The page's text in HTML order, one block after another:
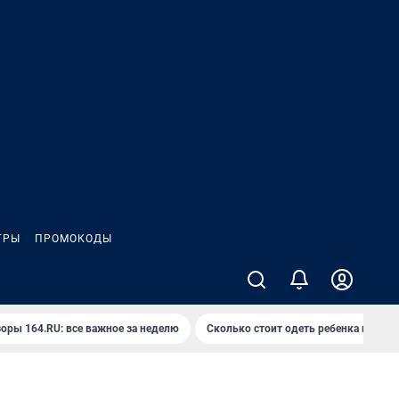
ПРОМОКОДЫ
164.RU: все важное за неделю Сколько стоит одеть ребенка на